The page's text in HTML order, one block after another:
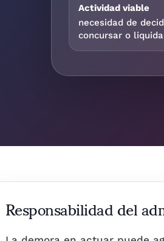
Actividad viable
necesidad de
concursar o
Responsabilidad del